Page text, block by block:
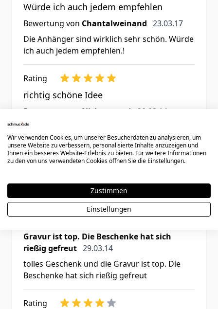
Würde ich auch jedem empfehlen
Bewertung von Chantalweinand 23. März 2017
23.03.17
Die Anhänger sind wirklich sehr schön. Würde
ich auch jedem empfehlen.!
Rating
richtig schöne Idee
Bewertung von Nickname:o) 30. März 2014
30.03.14
Super schön, kleiner als vorgestellt, aber auf
jeden Fall sehr gut verarbeitet und eigenlich
sschöner als auf der Abbildung
tolles Geschenk und die Gravur ist top.
Die Beschenke hat sich rießig gefreut
Gravur ist top. Die Beschenke hat sich
rießig gefreut 29. März 2014
29.03.14
tolles Geschenk und die Gravur ist top. Die
Beschenke hat sich rießig gefreut
Rating
Wir verwenden Cookies, um unserer Besucherdaten zu analysieren, um
unsere Website zu verbessern, personalisierte Inhalte anzuzeigen und
Ihnen ein besseres Website-Erlebnis zu bieten. Für weitere Informationen
zu den von uns verwendeten Cookies öffnen Sie die Einstellungen.
Zustimmen
Einstellungen